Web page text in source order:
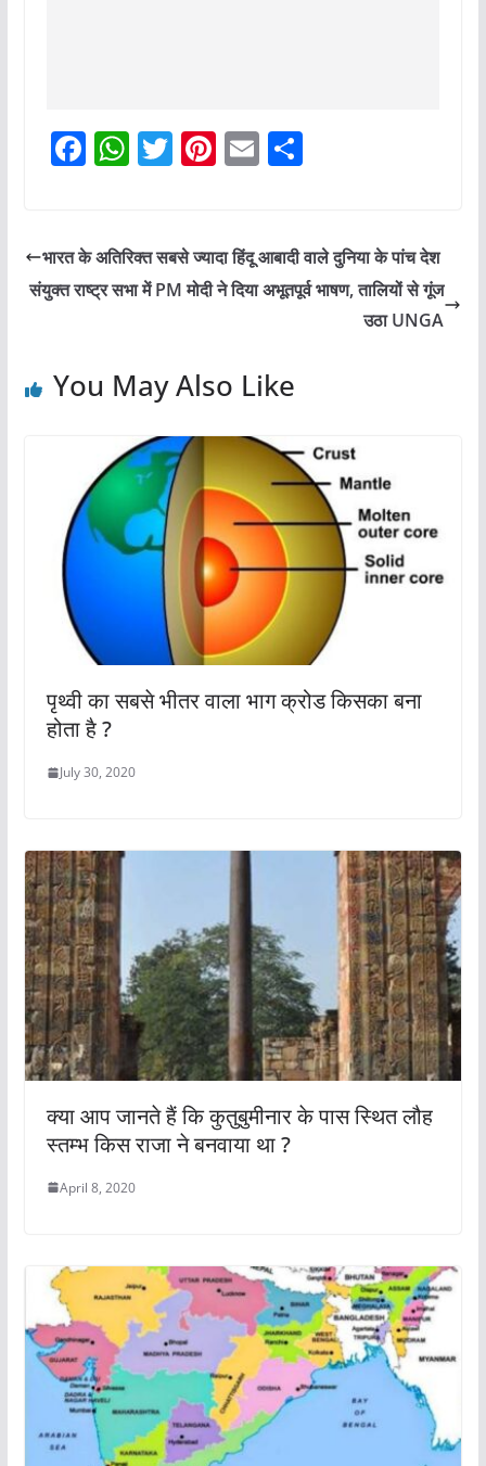
F
e
b
k
W
s
A
T
er
Pi
e
st
E
l
S
e
भारत के अतिरिक्त सबसे ज्यादा हिंदू आबादी वाले दुनिया के पांच देश
संयुक्त राष्ट्र सभा में PM मोदी ने दिया अभूतपूर्व भाषण, तालियों से गूंज
उठा UNGA
You May Also Like
पृथ्वी का सबसे भीतर वाला भाग क्रोड किसका बना
होता है ?
July 30, 2020
क्या आप जानते हैं कि कुतुबुमीनार के पास स्थित लौह
स्तम्भ किस राजा ने बनवाया था ?
April 8, 2020